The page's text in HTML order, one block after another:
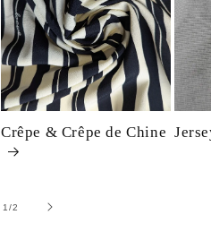
Crêpe & Crêpe de Chine
1/von
2